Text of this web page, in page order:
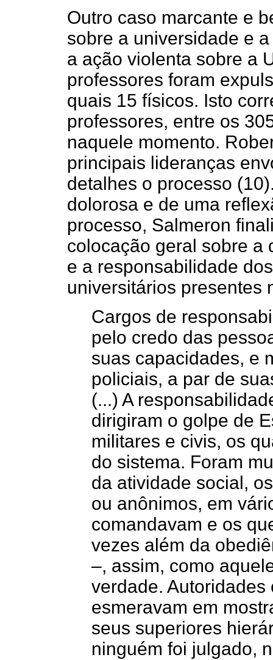
Outro caso marcante e
sobre a universidade e
a ação violenta sobre a
professores foram
quais 15 físicos. Isto
professores, entre os
naquele momento.
principais lideranças
detalhes o processo
dolorosa e de uma
processo, Salmeron
colocação geral sobre a
e a responsabilidade
universitários presentes
Cargos de
pelo credo das
suas capacidades, e
policiais, a par de
(...) A
dirigiram o golpe de
militares e civis, os
do sistema. Foram
da atividade social,
ou anônimos, em
comandavam e os
vezes além da
–, assim, como
verdade.
esmeravam em
seus superiores
ninguém foi julgado,